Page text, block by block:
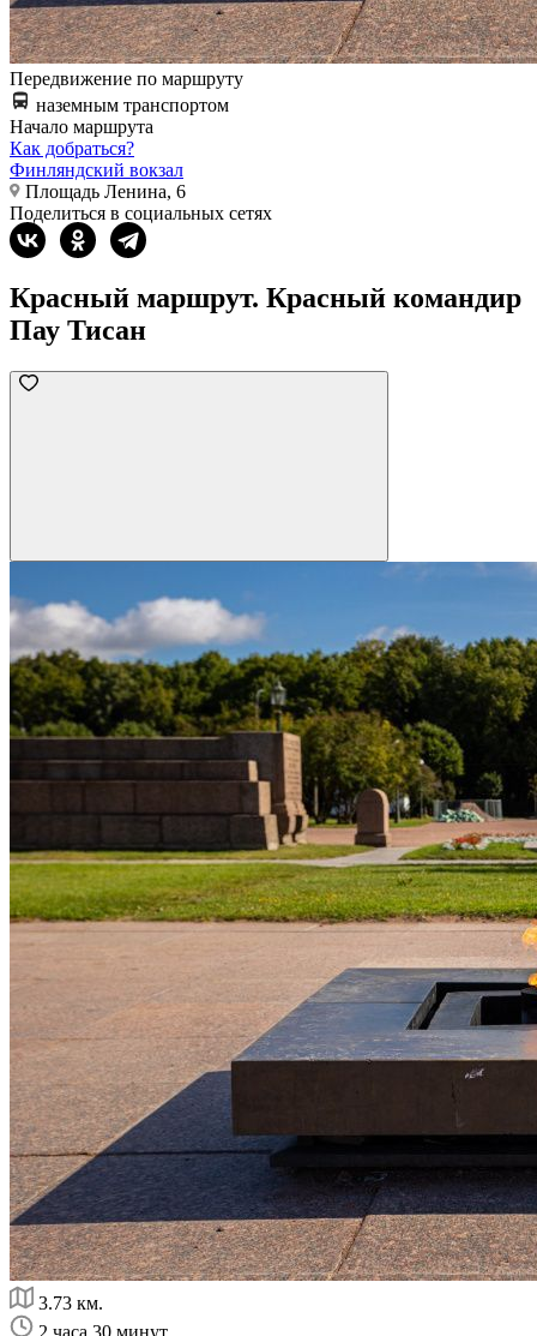
Передвижение по маршруту
наземным транспортом
Начало маршрута
Как добраться?
Финляндский вокзал
Площадь Ленина, 6
Поделиться в социальных сетях
Красный маршрут. Красный командир
Пау Тисан
3.73 км.